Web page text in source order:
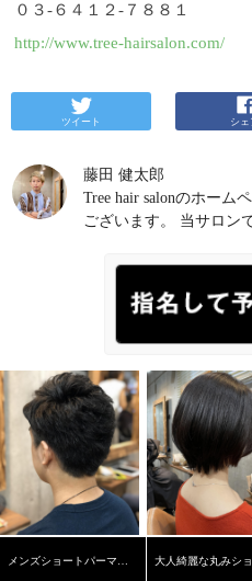
０３-６４１２-７８８１
http://www.tree-hairsalon.com/
ツイート シェ
藤田 健太郎
Tree hair salonのホーム
ございます。 当サロン